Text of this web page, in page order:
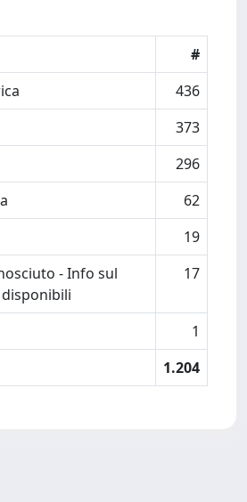
#
436
373
296
62
19
- Info sul
17
1
1.204